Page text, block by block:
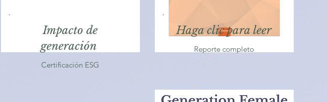
Impacto de
generación
Certificación ESG
Haga clic para leer
Reporte completo